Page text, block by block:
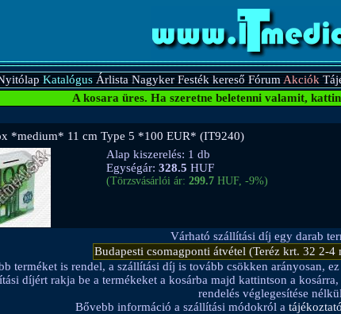
Katalógus Árlista Nagyker Festék kereső FórumAkciók
A kosara üres. Ha szeretne beletenni valamit,
*medium* 11 cm Type 5 *100 EUR* (IT9240)
Alap kiszerelés: 1 db
Egységár: 328.5 HUF
(Törzsvásárlói ár: 299.7HUF, -9%)
Várható szállítási díj egy darab
Budapesti csomagponti átvétel (Teréz krt. 32 2-4
terméket is rendel, a szállítási díj is tovább csökken arányosan,
díjért rakja be a termékeket a kosárba majd kattintson a
rendelés véglegesítése
Bővebb információ a szállítási módokról a